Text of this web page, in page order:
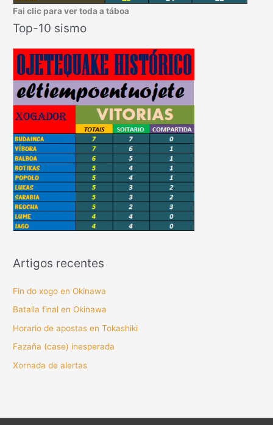
Fai clic para ver toda a táboa
Top-10 sismo
Artigos recentes
Fin do xogo en Okinawa
Batalla final en Okinawa
Horario de apostas en Tokashiki
Fazaña (case) inesperada
Xornada de alertas